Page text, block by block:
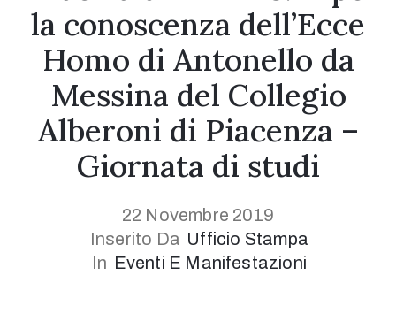
info@museumwp.com
la conoscenza dell’Ecce
Homo di Antonello da
Messina del Collegio
Alberoni di Piacenza –
Giornata di studi
22 Novembre 2019
Inserito Da Ufficio Stampa
In Eventi E Manifestazioni